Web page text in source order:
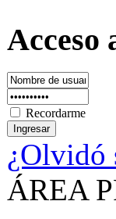
Acceso
Recordarme
¿Olvidó
ÁREA